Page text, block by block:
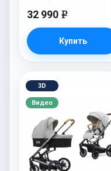
32 990 e
Купить
3D
Видео